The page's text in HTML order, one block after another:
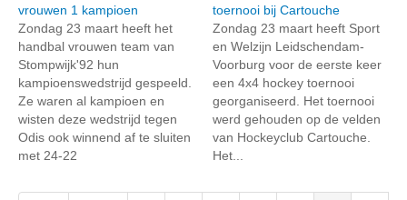
vrouwen 1 kampioen
Zondag 23 maart heeft het
handbal vrouwen team van
Stompwijk'92 hun
kampioenswedstrijd gespeeld.
Ze waren al kampioen en
wisten deze wedstrijd tegen
Odis ook winnend af te sluiten
met 24-22
toernooi bij Cartouche
Zondag 23 maart heeft Sport
en Welzijn Leidschendam-
Voorburg voor de eerste keer
een 4x4 hockey toernooi
georganiseerd. Het toernooi
werd gehouden op de velden
van Hockeyclub Cartouche.
Het...